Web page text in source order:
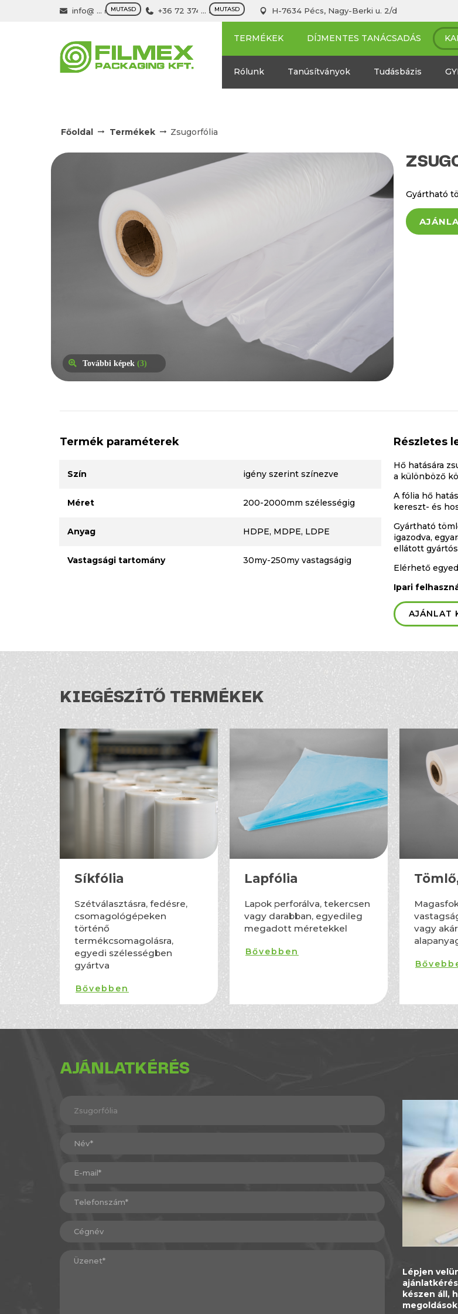
info@filmex.hu
... MUTASD +36 72 374 500
... MUTASD H-7634 Pécs, Nagy-Berki u. 2/d
TERMÉKEK DÍJMENTES TANÁCSADÁS
Rólunk Tanúsítványok Tudásbázis
Főoldal Termékek Zsugorfólia
További képek (3)
Gyártható
Termék paraméterek
Szín igény szerint színezve
Méret 200-2000mm szélességig
Anyag HDPE, MDPE, LDPE
Vastagsági tartomány 30my-250my vastagságig
Részletes
Hő hatására
a különböző
A fólia hő
kereszt- és
Gyártható
igazodva,
ellátott
Elérhető
Ipari
AJÁNLAT
KIEGÉSZÍTŐ TERMÉKEK
Síkfólia
Szétválasztásra, fedésre,
csomagológépeken
történő
termékcsomagolásra,
egyedi szélességben
gyártva
Bővebben
Lapfólia
Lapok perforálva, tekercsen
vagy darabban, egyedileg
megadott méretekkel
Bővebben
vagy
AJÁNLATKÉRÉS
Lépjen
készen áll,